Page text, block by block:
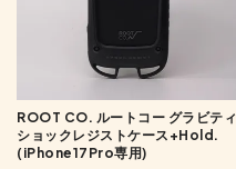
ROOT CO. ルートコー グラビティ
ショックレジストケース+Hold.
(iPhone17Pro専用)